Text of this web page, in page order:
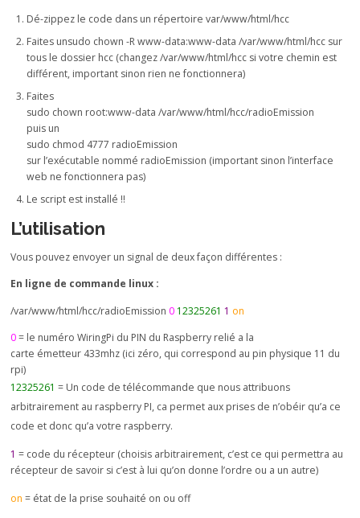
Dé-zippez le code dans un répertoire var/www/html/hcc
Faites unsudo chown -R www-data:www-data /var/www/html/hcc sur
tous le dossier hcc (changez /var/www/html/hcc si votre chemin est
différent, important sinon rien ne fonctionnera)
Faites
sudo chown root:www-data /var/www/html/hcc/radioEmission
puis un
sudo chmod 4777 radioEmission
sur l’exécutable nommé radioEmission (important sinon l’interface
web ne fonctionnera pas)
Le script est installé !!
L’utilisation
Vous pouvez envoyer un signal de deux façon différentes :
En ligne de commande linux :
/var/www/html/hcc/radioEmission0 12325261 1 on
0= le numéro WiringPi du PIN du Raspberry relié a la
carte émetteur 433mhz (ici zéro, qui correspond au pin physique 11 du
rpi)
12325261 = Un code de télécommande que nous attribuons
arbitrairement au raspberry PI, ca permet aux prises de n’obéir qu’a ce
code et donc qu’a votre raspberry.
1 = code du récepteur (choisis arbitrairement, c’est ce qui permettra au
récepteur de savoir si c’est à lui qu’on donne l’ordre ou a un autre)
on = état de la prise souhaité on ou off